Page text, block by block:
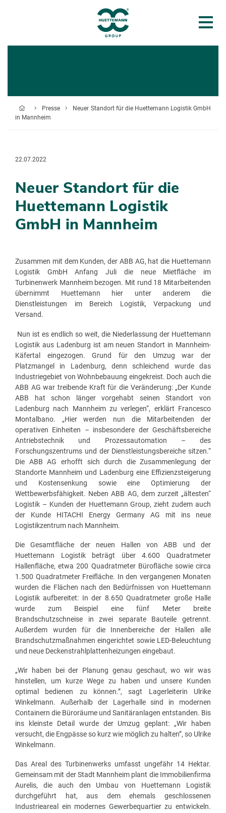
Presse
Neuer Standort für die Huettemann Logistik GmbH
in Mannheim
22.07.2022
Neuer Standort für die
Huettemann Logistik
GmbH in Mannheim
Zusammen mit dem Kunden, der ABB AG, hat die Huettemann
Logistik GmbH Anfang Juli die neue Mietfläche im
Turbinenwerk Mannheim bezogen. Mit rund 18 Mitarbeitenden
übernimmt Huettemann hier unter anderem die
Dienstleistungen im Bereich Logistik, Verpackung und
Versand.
Nun ist es endlich so weit, die Niederlassung der Huettemann
Logistik aus Ladenburg ist am neuen Standort in Mannheim-
Käfertal eingezogen. Grund für den Umzug war der
Platzmangel in Ladenburg, denn schleichend wurde das
Industriegebiet von Wohnbebauung eingekreist. Doch auch die
ABB AG war treibende Kraft für die Veränderung: „Der Kunde
ABB hat schon länger vorgehabt seinen Standort von
Ladenburg nach Mannheim zu verlegen“, erklärt Francesco
Montalbano. „Hier werden nun die Mitarbeitenden der
operativen Einheiten – insbesondere der Geschäftsbereiche
Antriebstechnik und Prozessautomation – des
Forschungszentrums und der Dienstleistungsbereiche sitzen.“
Die ABB AG erhofft sich durch die Zusammenlegung der
Standorte Mannheim und Ladenburg eine Effizienzsteigerung
und Kostensenkung sowie eine Optimierung der
Wettbewerbsfähigkeit. Neben ABB AG, dem zurzeit „ältesten“
Logistik – Kunden der Huettemann Group, zieht zudem auch
der Kunde HITACHI Energy Germany AG mit ins neue
Logistikzentrum nach Mannheim.
Die Gesamtfläche der neuen Hallen von ABB und der
Huettemann Logistik beträgt über 4.600 Quadratmeter
Hallenfläche, etwa 200 Quadratmeter Bürofläche sowie circa
1.500 Quadratmeter Freifläche. In den vergangenen Monaten
wurden die Flächen nach den Bedürfnissen von Huettemann
Logistik aufbereitet: In der 8.650 Quadratmeter große Halle
wurde zum Beispiel eine fünf Meter breite
Brandschutzschneise in zwei separate Bauteile getrennt.
Außerdem wurden für die Innenbereiche der Hallen alle
Brandschutzmaßnahmen eingerichtet sowie LED-Beleuchtung
und neue Deckenstrahlplattenheizungen eingebaut.
„Wir haben bei der Planung genau geschaut, wo wir was
hinstellen, um kurze Wege zu haben und unsere Kunden
optimal bedienen zu können.”, sagt Lagerleiterin Ulrike
Winkelmann. Außerhalb der Lagerhalle sind in modernen
Containern die Büroräume und Sanitäranlagen entstanden. Bis
ins kleinste Detail wurde der Umzug geplant: „Wir haben
versucht, die Engpässe so kurz wie möglich zu halten”, so Ulrike
Winkelmann.
Das Areal des Turbinenwerks umfasst ungefähr 14 Hektar.
Gemeinsam mit der Stadt Mannheim plant die Immobilienfirma
Aurelis, die auch den Umbau von Huettemann Logistik
durchgeführt hat, aus dem ehemals geschlossenen
Industrieareal ein modernes Gewerbequartier zu entwickeln.